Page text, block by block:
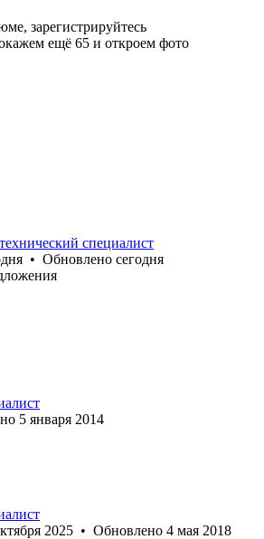
зарегистрируйтесь
ещё 65 и откроем фото
специалист
• Обновлено сегодня
5 января 2014
2025 • Обновлено 4 мая 2018